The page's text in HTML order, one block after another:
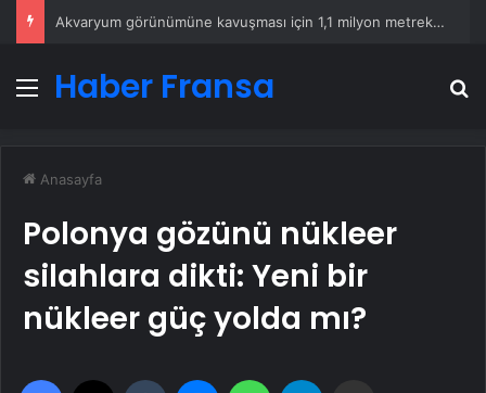
Akvaryum görünümüne kavuşması için 1,1 milyon metreküp dip çamuru çıkarıldı
Menü
Haber Fransa
Anasayfa
Polonya gözünü nükleer
silahlara dikti: Yeni bir
nükleer güç yolda mı?
Facebook Tumblr MessengerWhatsApp